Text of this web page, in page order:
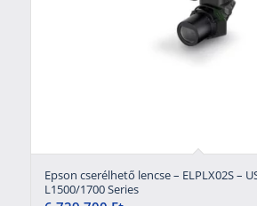
Epson cserélhető lencse – ELPLX02S –
L1500/1700 Series